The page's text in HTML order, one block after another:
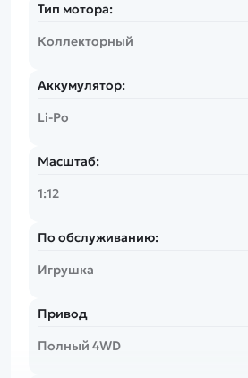
Тип мотора:
Коллекторный
Аккумулятор:
Li-Po
Масштаб:
1:12
По обслуживанию:
Игрушка
Привод
Полный 4WD